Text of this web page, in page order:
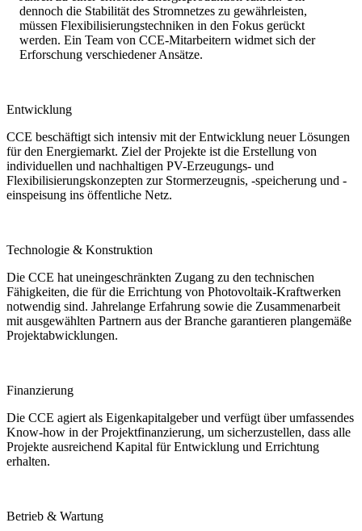
dennoch die Stabilität des Stromnetzes zu gewährleisten,
müssen Flexibilisierungstechniken in den Fokus gerückt
werden. Ein Team von CCE-Mitarbeitern widmet sich der
Erforschung verschiedener Ansätze.
Entwicklung
CCE beschäftigt sich intensiv mit der Entwicklung neuer Lösungen
für den Energiemarkt. Ziel der Projekte ist die Erstellung von
individuellen und nachhaltigen PV-Erzeugungs- und
Flexibilisierungskonzepten zur Stormerzeugnis, -speicherung und -
einspeisung ins öffentliche Netz.
Technologie & Konstruktion
Die CCE hat uneingeschränkten Zugang zu den technischen
Fähigkeiten, die für die Errichtung von Photovoltaik-Kraftwerken
notwendig sind. Jahrelange Erfahrung sowie die Zusammenarbeit
mit ausgewählten Partnern aus der Branche garantieren plangemäße
Projektabwicklungen.
Finanzierung
Die CCE agiert als Eigenkapitalgeber und verfügt über umfassendes
Know-how in der Projektfinanzierung, um sicherzustellen, dass alle
Projekte ausreichend Kapital für Entwicklung und Errichtung
erhalten.
Betrieb & Wartung